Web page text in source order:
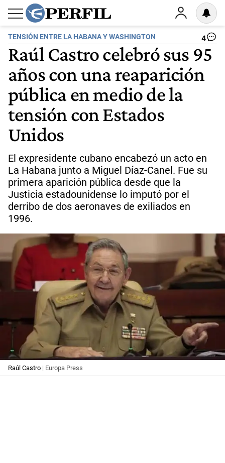
TENSIÓN ENTRE LA HABANA Y WASHINGTON 4
Raúl Castro celebró sus 95
años con una reaparición
pública en medio de la
tensión con Estados
Unidos
El expresidente cubano encabezó un acto en
La Habana junto a Miguel Díaz-Canel. Fue su
primera aparición pública desde que la
Justicia estadounidense lo imputó por el
derribo de dos aeronaves de exiliados en
1996.
Raúl Castro | Europa Press